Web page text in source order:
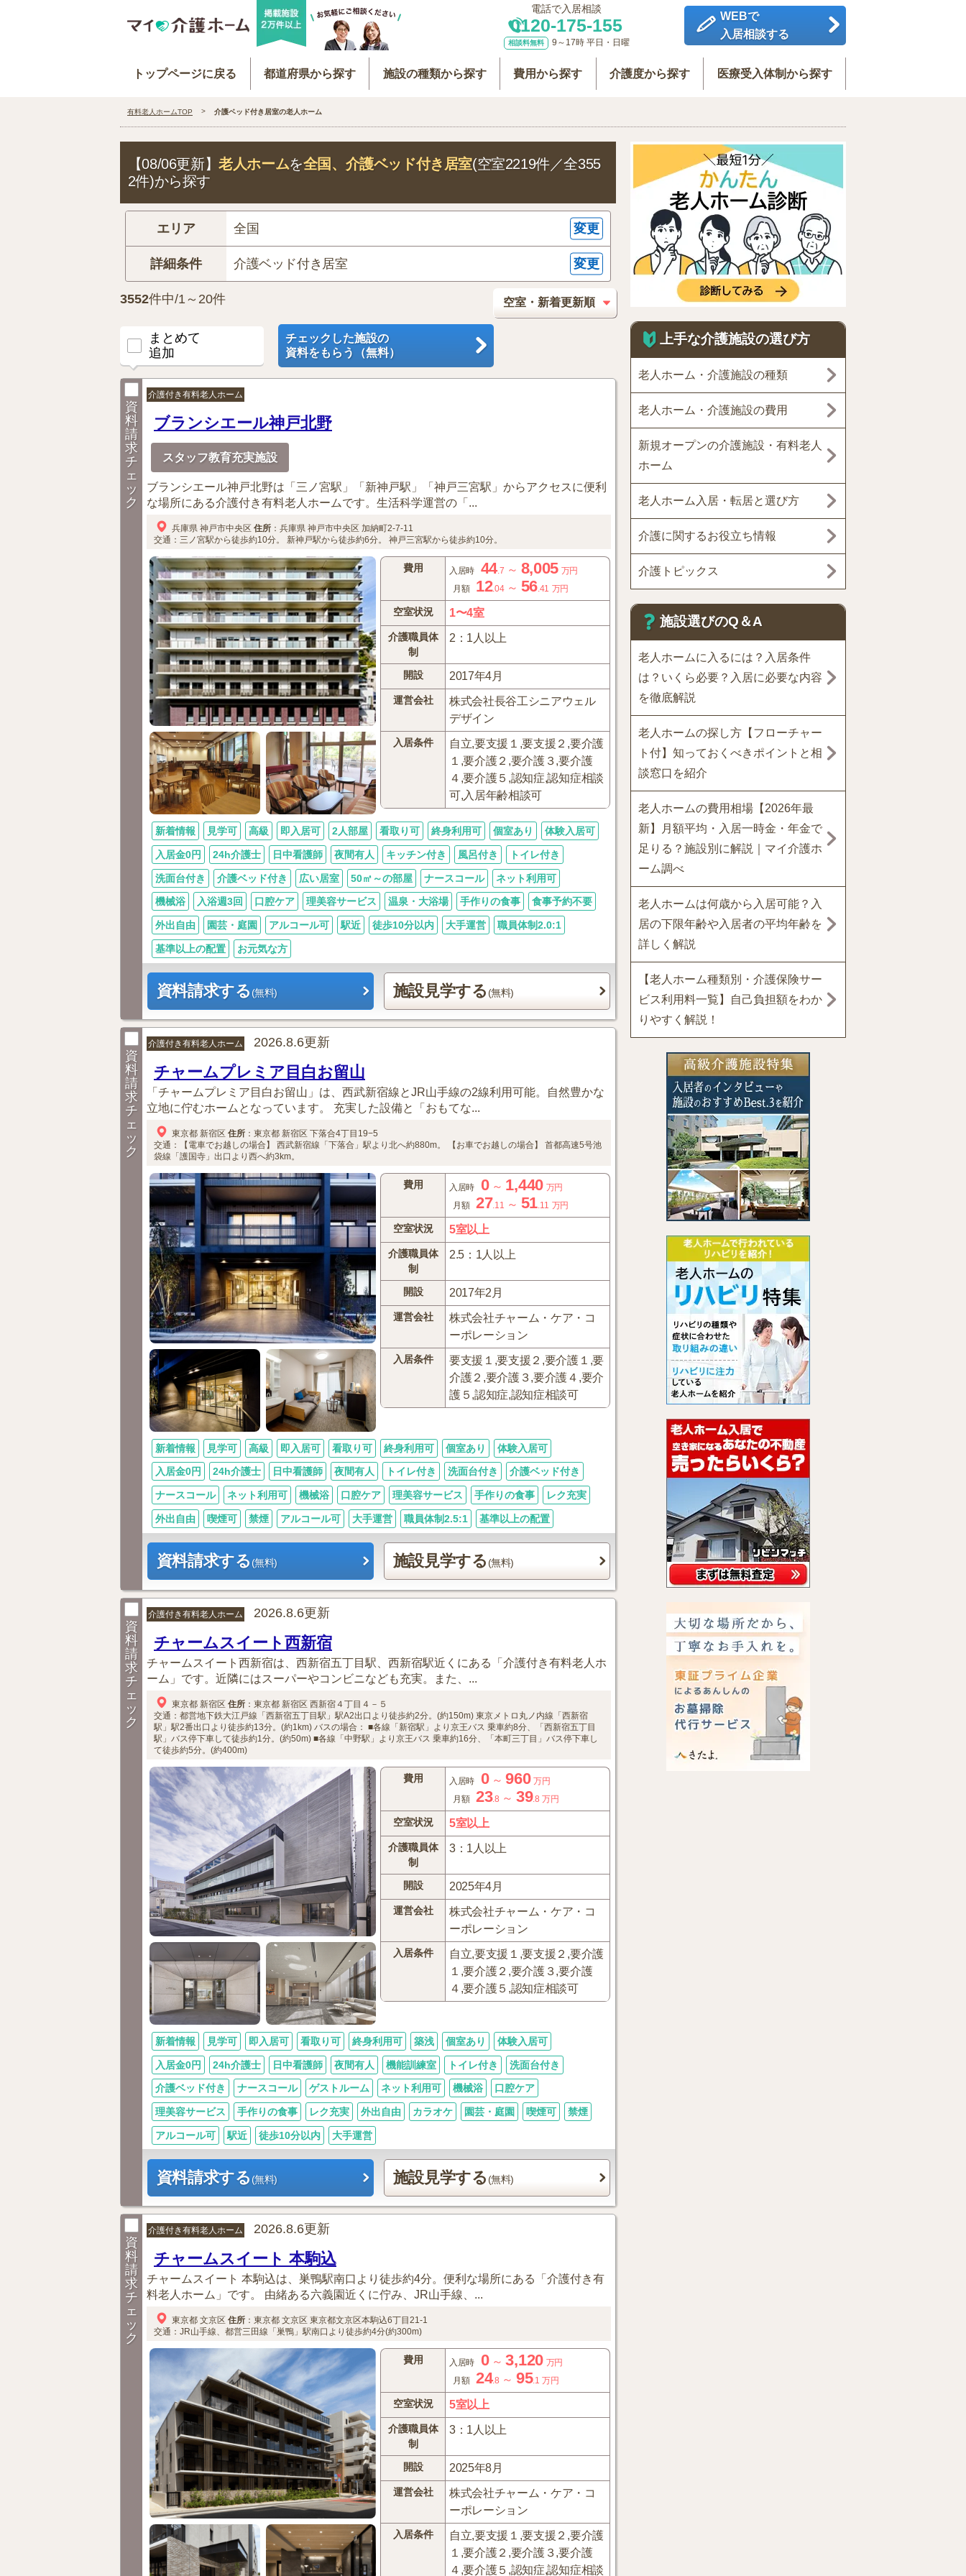
電話で入居相談
0120-175-155
相談料無料 9～17時 平日・日曜
WEBで
入居相談する
トップページに戻る 都道府県から探す 施設の種類から探す 費用から探す 介護度から探す 医療受入体制から探す
有料老人ホームTOP 介護ベッド付き居室の老人ホーム
【08/06更新】老人ホームを全国 、介護ベッド付き居室(空室2219件／全355
2件)から探す
エリア 全国 変更
詳細条件 介護ベッド付き居室 変更
3552件中/1～20件
まとめて
追加
チェックした施設の
資料をもらう（無料）
資
料
請
求
チ
ェ
ッ
ク
介護付き有料老人ホーム
ブランシエール神戸北野
スタッフ教育充実施設
ブランシエール神戸北野は「三ノ宮駅」「新神戸駅」「神戸三宮駅」からアクセスに便利
な場所にある介護付き有料老人ホームです。生活科学運営の「...
兵庫県 神戸市中央区 住所 ： 兵庫県 神戸市中央区 加納町2-7-11
交通：三ノ宮駅から徒歩約10分。
新神戸駅から徒歩約6分。 神戸三宮駅から徒歩約10分。
費用 入居時 44.7 ～ 8,005 万円
月額
12.04～ 56.41 万円
空室状況 1〜4室
介護職員体
制
2：1人以上
開設 2017年4月
運営会社
株式会社長谷工シニアウェル
デザイン
入居条件
自立,要支援１,要支援２,要介護
１,要介護２,要介護３,要介護
４,要介護５,認知症,認知症相談
可,入居年齢相談可
新着情報 見学可 高級 即入居可 2人部屋 看取り可 終身利用可 個室あり 体験入居可
入居金0円 24h介護士 日中看護師 夜間有人 キッチン付き 風呂付き トイレ付き
洗面台付き 介護ベッド付き 広い居室 50㎡～の部屋 ナースコール ネット利用可
機械浴 入浴週3回 口腔ケア 理美容サービス 温泉・大浴場 手作りの食事 食事予約不要
外出自由 園芸・庭園 アルコール可 駅近 徒歩10分以内 大手運営 職員体制2.0:1
基準以上の配置 お元気な方
資料請求する(無料) 施設見学する (無料)
資
料
請
求
チ
ェ
ッ
ク
介護付き有料老人ホーム 2026.8.6更新
チャームプレミア目白お留山
「チャームプレミア目白お留山」は、西武新宿線とJR山手線の2線利用可能。自然豊かな
立地に佇むホームとなっています。 充実した設備と「おもてな...
東京都 新宿区 住所 ： 東京都 新宿区 下落合4丁目19−5
交通：【電車でお越しの場合】
西武新宿線「下落合」駅より北へ約880m。 【お車でお越しの場合】
首都高速5号池
袋線「護国寺」出口より西へ約3km。
費用 入居時 0～ 1,440 万円
月額
27.11 ～ 51.11 万円
空室状況 5室以上
介護職員体
制
2.5：1人以上
開設 2017年2月
運営会社
株式会社チャーム・ケア・コ
ーポレーション
入居条件
要支援１,要支援２,要介護１,要
介護２,要介護３,要介護４,要介
護５,認知症,認知症相談可
新着情報 見学可 高級 即入居可 看取り可 終身利用可 個室あり 体験入居可
入居金0円 24h介護士 日中看護師 夜間有人 トイレ付き 洗面台付き 介護ベッド付き
ナースコール ネット利用可 機械浴 口腔ケア 理美容サービス 手作りの食事 レク充実
外出自由 喫煙可 禁煙 アルコール可 大手運営 職員体制2.5:1 基準以上の配置
資料請求する(無料) 施設見学する (無料)
資
料
請
求
チ
ェ
ッ
ク
介護付き有料老人ホーム 2026.8.6更新
チャームスイート西新宿
チャームスイート西新宿は、西新宿五丁目駅、西新宿駅近くにある「介護付き有料老人ホ
ーム」です。近隣にはスーパーやコンビニなども充実。また、...
東京都 新宿区 住所 ： 東京都 新宿区 西新宿４丁目４－５
交通：都営地下鉄大江戸線「西新宿五丁目駅」駅A2出口より徒歩約2分。(約150m) 東京メトロ丸ノ内線「西新宿
駅」駅2番出口より徒歩約13分。(約1km) バスの場合： ■各線「新宿駅」より京王バス 乗車約8分、「西新宿五丁目
駅」バス停下車して徒歩約1分。(約50m) ■各線「中野駅」より京王バス 乗車約16分、「本町三丁目」バス停下車し
て徒歩約5分。(約400m)
費用 入居時 0～960 万円
月額
23.8 ～ 39.8 万円
空室状況 5室以上
介護職員体
制
3：1人以上
開設 2025年4月
運営会社
株式会社チャーム・ケア・コ
ーポレーション
入居条件
自立,要支援１,要支援２,要介護
１,要介護２,要介護３,要介護
４,要介護５,認知症相談可
新着情報 見学可 即入居可 看取り可 終身利用可 築浅 個室あり 体験入居可
入居金0円 24h介護士 日中看護師 夜間有人 機能訓練室 トイレ付き 洗面台付き
介護ベッド付き ナースコール ゲストルーム ネット利用可 機械浴 口腔ケア
理美容サービス 手作りの食事 レク充実 外出自由 カラオケ 園芸・庭園 喫煙可 禁煙
アルコール可 駅近 徒歩10分以内 大手運営
資料請求する(無料) 施設見学する (無料)
資
料
請
求
チ
ェ
ッ
ク
介護付き有料老人ホーム 2026.8.6更新
チャームスイート 本駒込
チャームスイート 本駒込は、巣鴨駅南口より徒歩約4分。便利な場所にある「介護付き有
料老人ホーム」です。 由緒ある六義園近くに佇み、JR山手線、...
東京都 文京区 住所 ： 東京都 文京区 東京都文京区本駒込6丁目21-1
交通：JR山手線、都営三田線「巣鴨」駅南口より徒歩約4分(約300m)
費用 入居時 0～3,120 万円
月額
24.8 ～ 95.1 万円
空室状況 5室以上
介護職員体
制
3：1人以上
開設 2025年8月
運営会社
株式会社チャーム・ケア・コ
ーポレーション
入居条件
自立,要支援１,要支援２,要介護
１,要介護２,要介護３,要介護
４,要介護５,認知症,認知症相談
上手な介護施設の選び方
老人ホーム・介護施設の種類
老人ホーム・介護施設の費用
新規オープンの介護施設・有料老人
ホーム
老人ホーム入居・転居と選び方
介護に関するお役立ち情報
介護トピックス
施設選びのQ＆A
老人ホームに入るには？入居条件
は？いくら必要？入居に必要な内容
を徹底解説
老人ホームの探し方【フローチャー
ト付】知っておくべきポイントと相
談窓口を紹介
老人ホームの費用相場【2026年最
新】月額平均・入居一時金・年金で
足りる？施設別に解説｜マイ介護ホ
ーム調べ
老人ホームは何歳から入居可能？入
居の下限年齢や入居者の平均年齢を
詳しく解説
【老人ホーム種類別・介護保険サー
ビス利用料一覧】自己負担額をわか
りやすく解説！